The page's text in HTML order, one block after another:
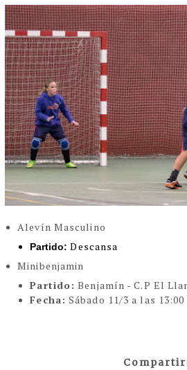
Alevín Masculino
Partido: Descansa
Minibenjamin
Partido: Benjamín - C.P El
Fecha: Sábado 11/3 a las